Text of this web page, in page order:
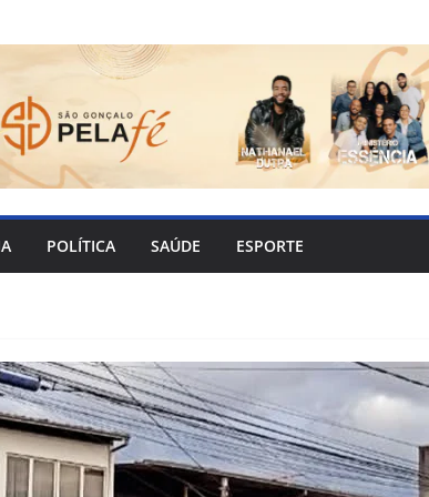
POLÍTICA SAÚDE ESPORTE